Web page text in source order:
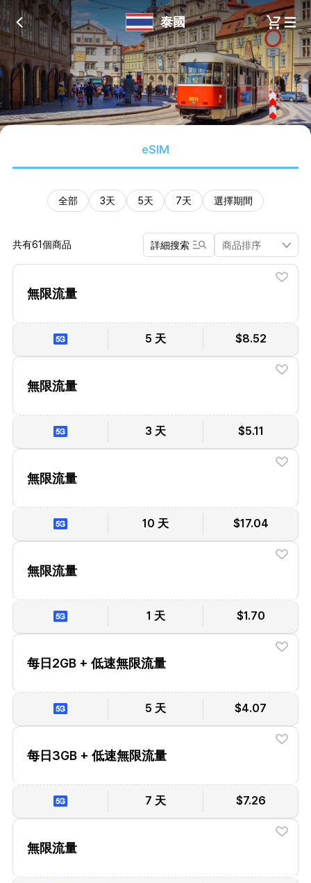
泰國
eSIM
全部 3天 5天 7天 選擇期間
共有61個商品 詳細搜索
無限流量
5 天 $8.52
無限流量
3 天 $5.11
無限流量
10 天 $17.04
無限流量
1 天 $1.70
每日2GB + 低速無限流量
5 天 $4.07
每日3GB + 低速無限流量
7 天 $7.26
無限流量